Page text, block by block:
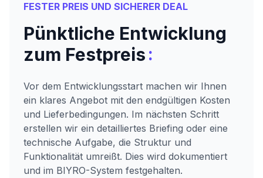
FESTER PREIS UND SICHERER DEAL
Pünktliche Entwicklung
zum Festpreis:
Vor dem Entwicklungsstart machen wir Ihnen
ein klares Angebot mit den endgültigen Kosten
und Lieferbedingungen. Im nächsten Schritt
erstellen wir ein detailliertes Briefing oder eine
technische Aufgabe, die Struktur und
Funktionalität umreißt. Dies wird dokumentiert
und im BIYRO-System festgehalten.